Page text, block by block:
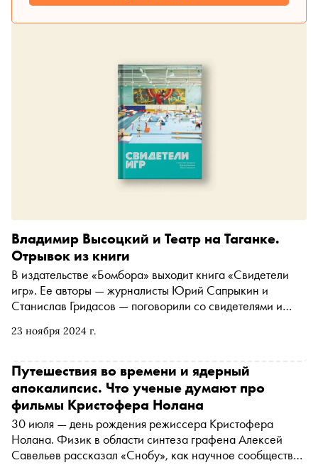
23 ноября 2024 г.
Владимир Высоцкий и Театр на Таганке.
Отрывок из книги
В издательстве «Бомбора» выходит книга «Свидетели
игр». Ее авторы — журналисты Юрий Сапрыкин и
Станислав Гридасов — поговорили со свидетелями и
подробно описали контекст, в котором проводились
интервью, которое Юрию Сапрыкину дал Вениамин
Смехов, в 1980 году — актер Театра на Таганке
Путешествия во времени и ядерный
апокалипсис. Что ученые думают про
фильмы Кристофера Нолана
30 июля — день рождения режиссера Кристофера
Нолана. Физик в области синтеза графена Алексей
Савельев рассказал «Снобу», как научное сообщество